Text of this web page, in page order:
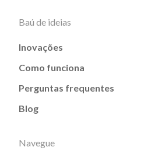
Baú de ideias
Inovações
Como funciona
Perguntas frequentes
Blog
Navegue